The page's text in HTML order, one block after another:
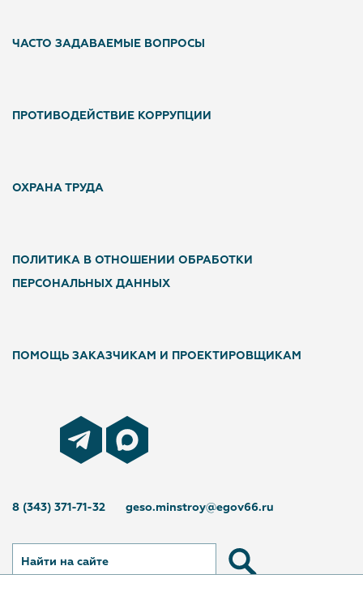
ЧАСТО ЗАДАВАЕМЫЕ ВОПРОСЫ
ПРОТИВОДЕЙСТВИЕ КОРРУПЦИИ
ОХРАНА ТРУДА
ПОЛИТИКА В ОТНОШЕНИИ ОБРАБОТКИ
ПЕРСОНАЛЬНЫХ ДАННЫХ
ПОМОЩЬ ЗАКАЗЧИКАМ И ПРОЕКТИРОВЩИКАМ
8 (343) 371-71-32 geso.minstroy@egov66.ru
Найти на сайте